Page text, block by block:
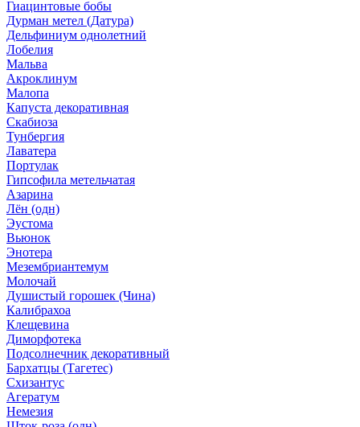
Гиацинтовые бобы
Дурман метел (Датура)
Дельфиниум однолетний
Лобелия
Мальва
Акроклинум
Малопа
Капуста декоративная
Скабиоза
Тунбергия
Лаватера
Портулак
Гипсофила метельчатая
Азарина
Лён (одн)
Эустома
Вьюнок
Энотера
Мезембриантемум
Молочай
Душистый горошек (Чина)
Калибрахоа
Клещевина
Диморфотека
Подсолнечник декоративный
Бархатцы (Тагетес)
Схизантус
Агератум
Немезия